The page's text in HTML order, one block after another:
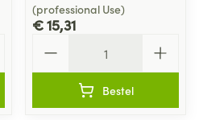
(professional Use)
€ 15,31
Bestel